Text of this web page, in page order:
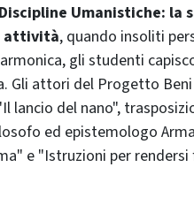
Umanistiche: la
attività, quando insoliti
gli studenti
Gli attori del Progetto
lancio del nano",
ed epistemologo
e "Istruzioni per rendersi